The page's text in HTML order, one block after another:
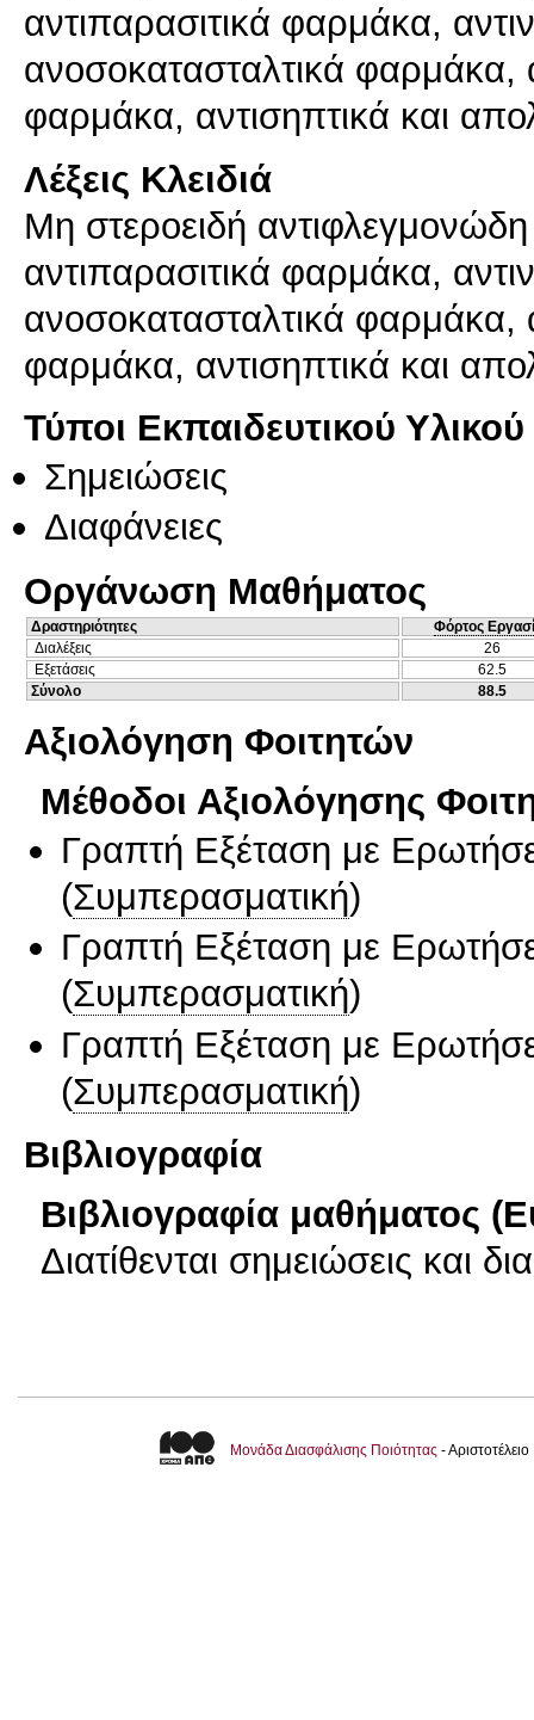
αντιπαρασιτικά φαρμάκα,
ανοσοκατασταλτικά φαρμάκα,
φαρμάκα, αντισηπτικά και
Λέξεις Κλειδιά
Mη στεροειδή
αντιπαρασιτικά φαρμάκα,
ανοσοκατασταλτικά φαρμάκα,
φαρμάκα, αντισηπτικά και
Τύποι Εκπαιδευτικού Υλικού
Σημειώσεις
Διαφάνειες
Οργάνωση Μαθήματος
Δραστηριότητες
Φόρτος
Διαλέξεις
26
Εξετάσεις
62.5
Σύνολο
88.5
Αξιολόγηση Φοιτητών
Μέθοδοι Αξιολόγησης
Γραπτή Εξέταση με
(Συμπερασματική)
Γραπτή Εξέταση με
(Συμπερασματική)
Γραπτή Εξέταση με
(Συμπερασματική)
Βιβλιογραφία
Βιβλιογραφία μαθήματος
Διατίθενται σημειώσεις και
Μονάδα Διασφάλισης Ποιότητας -